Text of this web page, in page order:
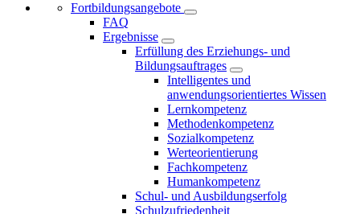
Fortbildungsangebote
FAQ
Ergebnisse
Erfüllung des Erziehungs- und
Bildungsauftrages
Intelligentes und
anwendungsorientiertes Wissen
Lernkompetenz
Methodenkompetenz
Sozialkompetenz
Werteorientierung
Fachkompetenz
Humankompetenz
Schul- und Ausbildungserfolg
Schulzufriedenheit